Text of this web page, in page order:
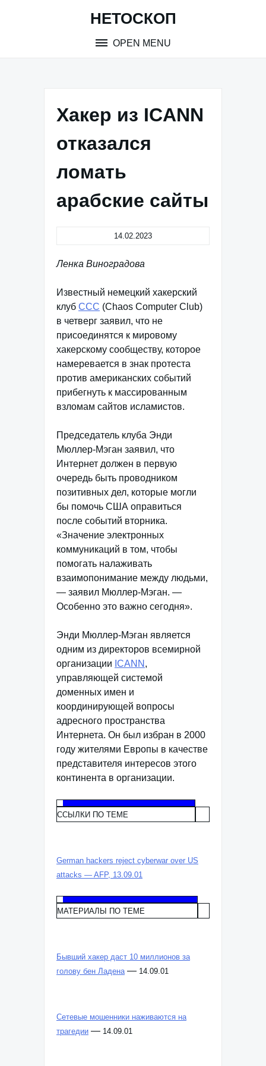
НЕТОСКОП
OPEN MENU
Хакер из ICANN
отказался
ломать
арабские сайты
14.02.2023
Ленка Виноградова
Известный немецкий хакерский
клуб CCC (Chaos Computer Club)
в четверг заявил, что не
присоединятся к мировому
хакерскому сообществу, которое
намеревается в знак протеста
против американских событий
прибегнуть к массированным
взломам сайтов исламистов.
Председатель клуба Энди
Мюллер-Мэган заявил, что
Интернет должен в первую
очередь быть проводником
позитивных дел, которые могли
бы помочь США оправиться
после событий вторника.
«Значение электронных
коммуникаций в том, чтобы
помогать налаживать
взаимопонимание между людьми,
— заявил Мюллер-Мэган. —
Особенно это важно сегодня».
Энди Мюллер-Мэган является
одним из директоров всемирной
организации ICANN ,
управляющей системой
доменных имен и
координирующей вопросы
адресного пространства
Интернета. Он был избран в 2000
году жителями Европы в качестве
представителя интересов этого
континента в организации.
ССЫЛКИ ПО ТЕМЕ
German hackers reject cyberwar over US
attacks — AFP, 13.09.01
МАТЕРИАЛЫ ПО ТЕМЕ
Бывший хакер даст 10 миллионов за
голову бен Ладена — 14.09.01
Сетевые мошенники наживаются на
трагедии — 14.09.01